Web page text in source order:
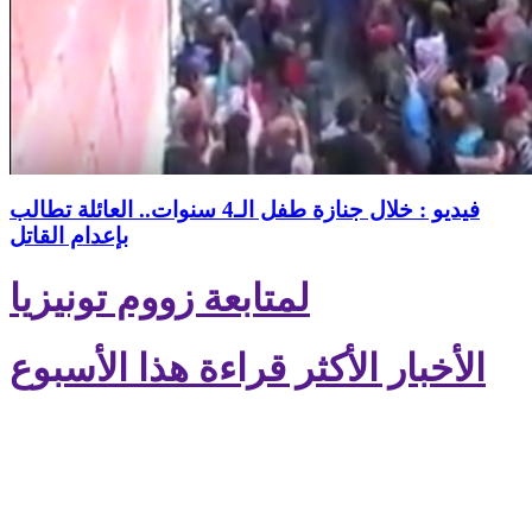
فيديو : خلال جنازة طفل الـ4 سنوات.. العائلة تطالب
بإعدام القاتل
لمتابعة زووم تونيزيا
الأخبار الأكثر قراءة هذا الأسبوع